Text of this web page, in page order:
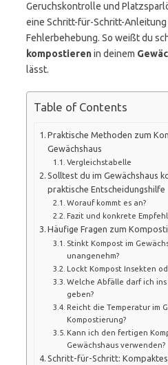
Geruchskontrolle und
eine Schritt-für-Schritt-
Fehlerbehebung. So weißt du
kompostierenin deinem
lässt.
Table of Contents
Praktische Methoden zum
Gewächshaus
Vergleichstabelle
Solltest du im Gewächshaus
praktische Entscheidungshilfe
Worauf kommt es an?
Fazit und konkrete
Häufige Fragen zum
Stinkt Kompost im
unangenehm?
Lockt Kompost Insekten
Welche Abfälle darf ich
geben?
Reicht die Temperatur im
Kompostierung?
Kann ich den fertigen
Gewächshaus verwenden?
Schritt-für-Schritt: